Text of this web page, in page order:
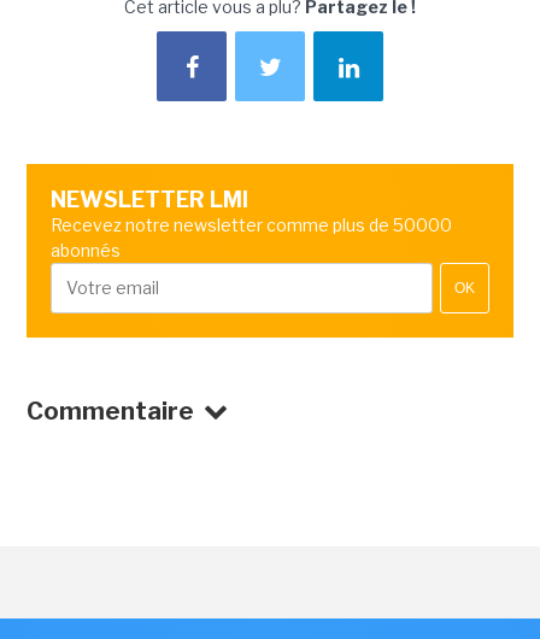
Cet article vous a plu? Partagez le !
NEWSLETTER LMI
Recevez notre newsletter comme plus de 50000
abonnés
OK
Commentaire